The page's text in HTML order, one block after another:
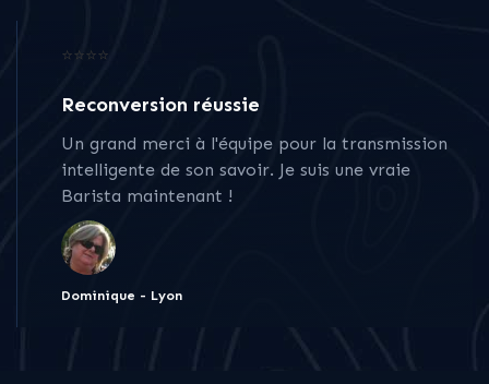
⭐⭐⭐⭐
Reconversion réussie
Un grand merci à l'équipe pour la transmission
intelligente de son savoir. Je suis une vraie
Barista maintenant !
Dominique - Lyon